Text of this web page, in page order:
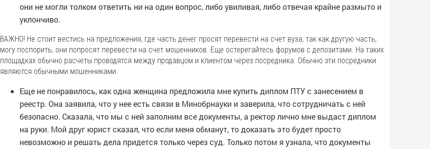
они не могли толком ответить ни на один вопрос, либо увиливая, либо отвечая крайне размыто и
уклончиво.
ВАЖНО! Не стоит вестись на предложения, где часть денег просят перевести на счет вуза, так как другую часть,
могу поспорить, они попросят перевести на счет мошенников. Еще остерегайтесь форумов с депозитами. На таких
площадках обычно расчеты проводятся между продавцом и клиентом через посредника. Обычно эти посредники
являются обычными мошенниками.
Еще не понравилось, как одна женщина предложила мне купить диплом ПТУ с занесением в
реестр. Она заявила, что у нее есть связи в Минобрнауки и заверила, что сотрудничать с ней
безопасно. Сказала, что мы с ней заполним все документы, а ректор лично мне выдаст диплом
на руки. Мой друг юрист сказал, что если меня обманут, то доказать это будет просто
невозможно и решать дела придется только через суд. Только потом я узнала, что документы